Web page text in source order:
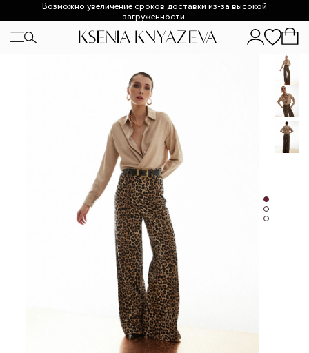
Возможно увеличение сроков доставки из-за высокой
загруженности.